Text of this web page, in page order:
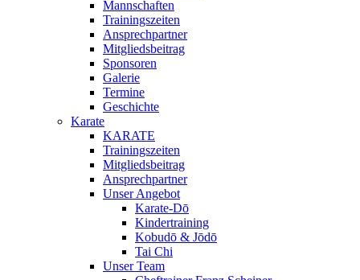
Mannschaften
Trainingszeiten
Ansprechpartner
Mitgliedsbeitrag
Sponsoren
Galerie
Termine
Geschichte
Karate
KARATE
Trainingszeiten
Mitgliedsbeitrag
Ansprechpartner
Unser Angebot
Karate-Dō
Kindertraining
Kobudō & Jōdō
Tai Chi
Unser Team